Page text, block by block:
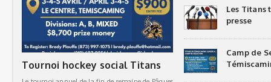
Tournoi hockey social Titans
Les Titans
presse
Camp de